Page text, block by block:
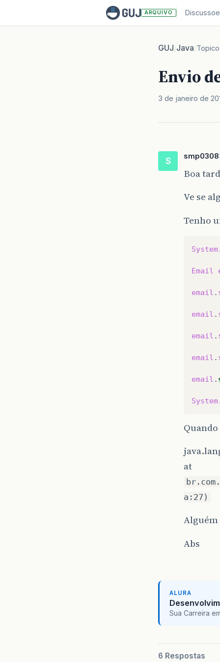
ARQUIVO
GUJ/Java/Topico
Envio
3 de janeiro de
S smp0308
Boa
Ve se
Tenho
System
Email
email .
email .
email .
email .
email .
System
at
a:27)
Alguém
Abs
ALURA
Sua Carreira
6 Respostas